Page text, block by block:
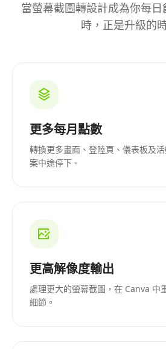
當螢幕截圖轉設計成為你每
時，正是升級的
更多每月點數
轉換更多畫面、登陸頁、儀表板及
案中途停下。
更高解像度輸出
處理更大的螢幕截圖，在 Canva 中
細節。